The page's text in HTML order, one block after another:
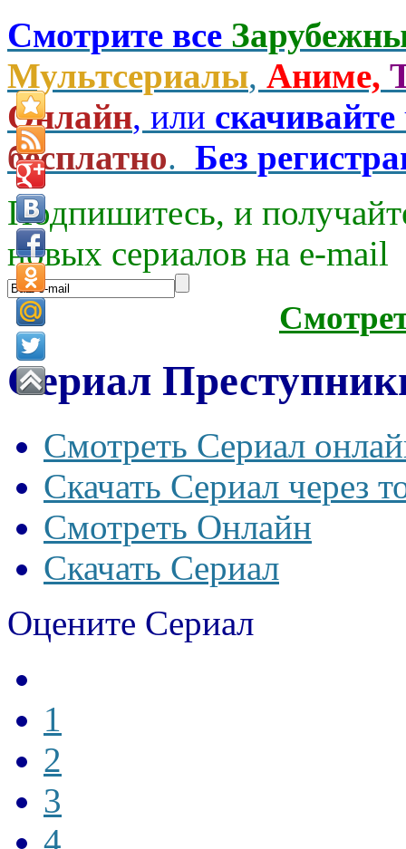
Смотрите все
Мультсериалы, Аниме,
Онлайн, или скачивайте
бесплатно. Без
Подпишитесь, и
новых сериалов на e-mаil
Сериал
Смотреть Сериал
Скачать Сериал через
Смотреть Онлайн
Скачать Сериал
Оцените Сериал
1
2
3
4